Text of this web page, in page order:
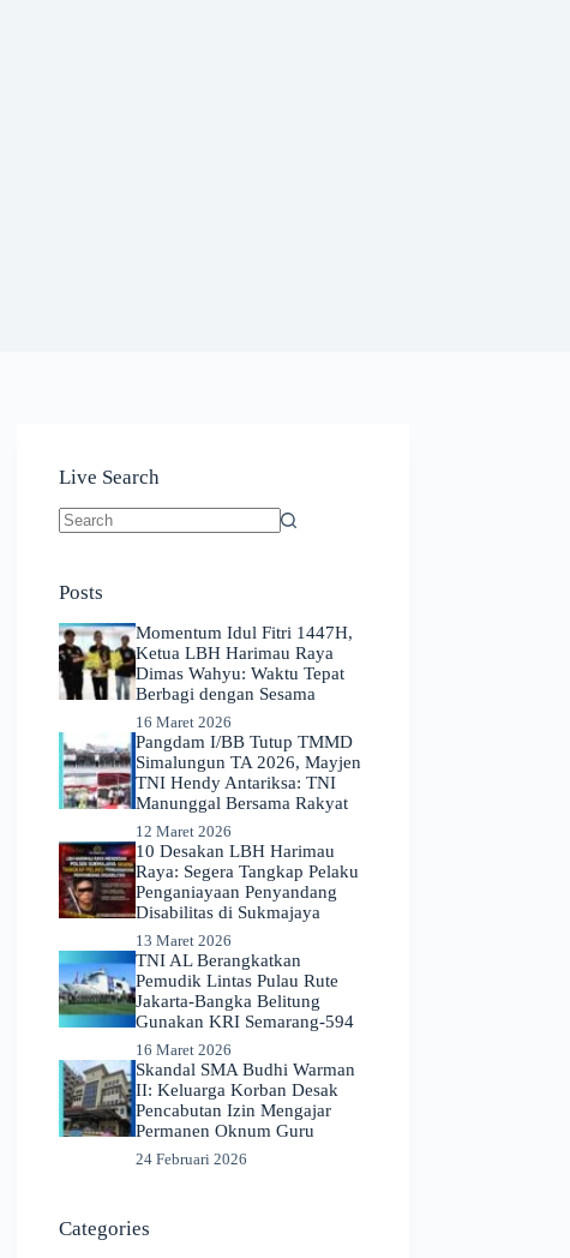
Live Search
Posts
Momentum Idul Fitri 1447H,
Ketua LBH Harimau Raya
Dimas Wahyu: Waktu Tepat
Berbagi dengan Sesama
16 Maret 2026
Pangdam I/BB Tutup TMMD
Simalungun TA 2026, Mayjen
TNI Hendy Antariksa: TNI
Manunggal Bersama Rakyat
12 Maret 2026
​10 Desakan LBH Harimau
Raya: Segera Tangkap Pelaku
Penganiayaan Penyandang
Disabilitas di Sukmajaya
13 Maret 2026
TNI AL Berangkatkan
Pemudik Lintas Pulau Rute
Jakarta-Bangka Belitung
Gunakan KRI Semarang-594
16 Maret 2026
Skandal SMA Budhi Warman
II: Keluarga Korban Desak
Pencabutan Izin Mengajar
Permanen Oknum Guru
24 Februari 2026
Categories